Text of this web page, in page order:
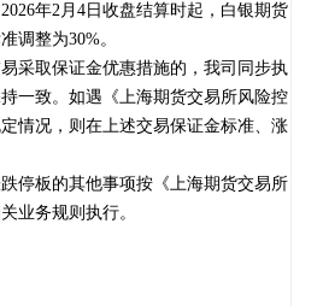
2026年2月4 日收盘结算时起， 白银期货
调整为30%。
采取保证金优惠措施的，我司同步执
一致。如遇《上海期货交易所风险控
情况，则在上述交易保证金标准、涨
停板的其他事项按《上海期货交易所
业务规则执行。